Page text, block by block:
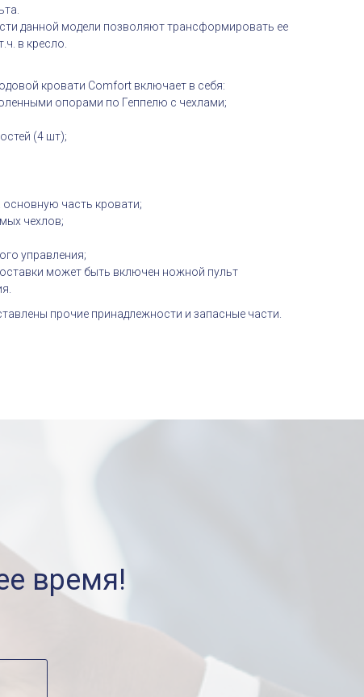
данной модели позволяют трансформировать ее
в кресло.
кровати Comfort включает в себя:
опорами по Геппелю с чехлами;
(4 шт);
основную часть кровати;
чехлов;
управления;
может быть включен ножной пульт
прочие принадлежности и запасные части.
время!